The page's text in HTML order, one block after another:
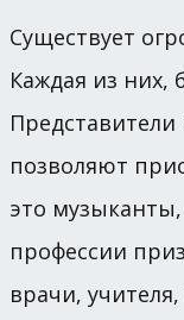
Существует
Каждая из них,
Представители
позволяют
это
профессии
врачи,